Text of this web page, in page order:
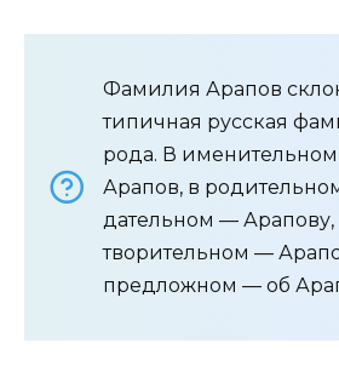
Фамилия Арапов
типичная русская
рода. В
Арапов, в
дательном — Арапову,
творительном —
предложном — об